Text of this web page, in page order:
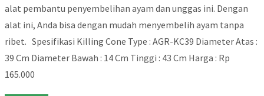
alat pembantu penyembelihan ayam dan unggas ini. Dengan
alat ini, Anda bisa dengan mudah menyembelih ayam tanpa
ribet. Spesifikasi Killing Cone Type : AGR-KC39 Diameter Atas :
39 Cm Diameter Bawah : 14 Cm Tinggi : 43 Cm Harga : Rp
165.000